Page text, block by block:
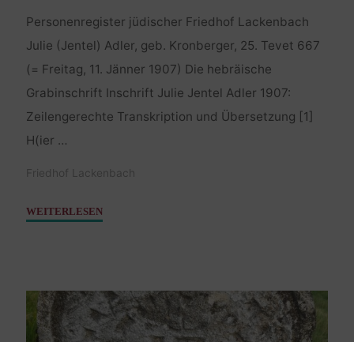
Personenregister jüdischer Friedhof Lackenbach
Julie (Jentel) Adler, geb. Kronberger, 25. Tevet 667
(= Freitag, 11. Jänner 1907) Die hebräische
Grabinschrift Inschrift Julie Jentel Adler 1907:
Zeilengerechte Transkription und Übersetzung [1]
H(ier …
Friedhof Lackenbach
WEITERLESEN"Adler
–
11.
Jänner